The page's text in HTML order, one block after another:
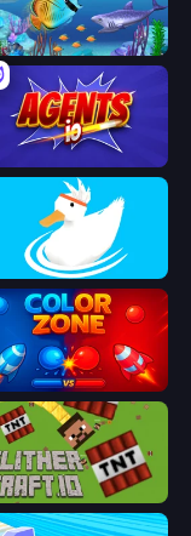
Let Me Eat 2: Feeding Madness
Ducklings
Zone